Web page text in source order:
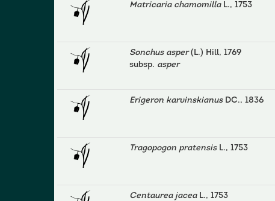
Matricaria chamomillaL., 1753
Sonchus asper(L.) Hill, 1769
subsp. asper
Erigeron karvinskianusDC., 1836
Tragopogon pratensisL., 1753
Centaurea jaceaL., 1753